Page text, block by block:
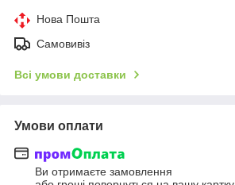
Нова Пошта
Самовивіз
Всі умови доставки
Умови оплати
Ви отримаєте замовлення